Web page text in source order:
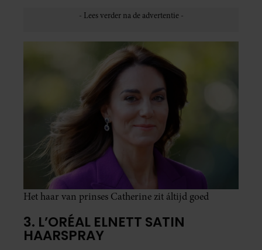
Het haar van prinses Catherine zit áltijd goed
3. L’ORÉAL ELNETT SATIN
HAARSPRAY